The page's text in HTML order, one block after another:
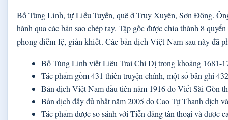
Bồ Tùng Linh, tự Liễu Tuyền, quê ở Truy Xuyên, Sơn Đông.
hành qua các bản sao chép tay. Tập gốc được chia thành 8
phong diễm lệ, giản khiết. Các bản dịch Việt Nam sau này đã
Bồ Tùng Linh viết Liêu Trai Chí Dị trong khoảng 1681-
Tác phẩm gồm 431 thiên truyện chính, một số bản ghi
Bản dịch Việt Nam đầu tiên năm 1916 do Viết Sài Gòn
Bản dịch đầy đủ nhất năm 2005 do Cao Tự Thanh dịch
Tác phẩm được so sánh với Tiễn đăng tân thoại và được